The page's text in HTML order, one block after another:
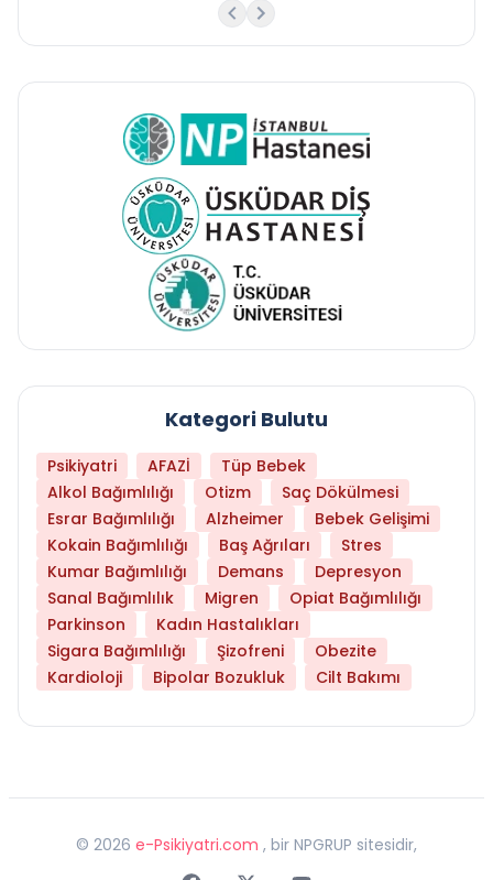
Kategori Bulutu
Psikiyatri AFAZİ
Tüp Bebek
Alkol Bağımlılığı
Otizm
Saç Dökülmesi
Esrar Bağımlılığı
Alzheimer
Bebek Gelişimi
Kokain Bağımlılığı
Baş Ağrıları
Stres
Kumar Bağımlılığı
Demans
Depresyon
Sanal Bağımlılık
Migren
Opiat Bağımlılığı
Parkinson
Kadın Hastalıkları
Sigara Bağımlılığı
Şizofreni
Obezite
Kardioloji
Bipolar Bozukluk Cilt Bakımı
© 2026 e-Psikiyatri.com , bir NPGRUP sitesidir,